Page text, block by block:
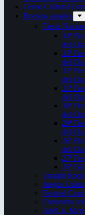
Censo Cultural
Eventos anuales
Fiesta
34ª
del
33ª
del
32ª
del
31ª
del
30ª
del
29ª
del
28ª
del
27ª
26ª
Taragüi Rock
Juegos
Festival
Encuentro
ArteCo.